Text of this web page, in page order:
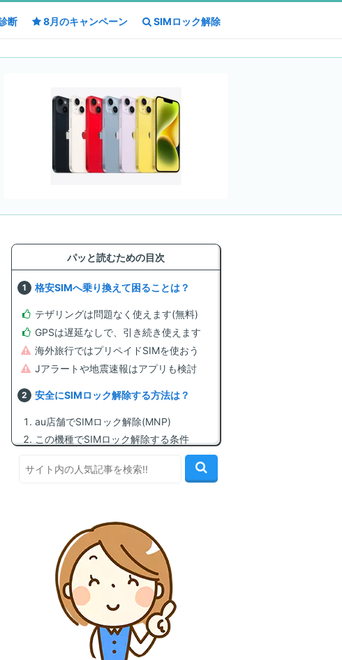
断 8月のキャンペーン SIMロック解除
パッと読むための目次
格安SIMへ乗り換えて困ることは？
テザリングは問題なく使えます(無料)
GPSは遅延なしで、引き続き使えます
海外旅行ではプリペイドSIMを使おう
Jアラートや地震速報はアプリも検討
安全にSIMロック解除する方法は？
au店舗でSIMロック解除(MNP)
この機種でSIMロック解除する条件
自分でSIMロック解除する方法(無料)
格安SIMに契約してSIMカードを入手
1位: mineo(マイネオ) [顧客満足度1位]
2位: LINEMO(ラインモ) [LINE無制限]
断 8月のキャンペーン SIMロック解除